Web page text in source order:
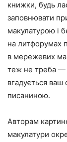
книжки, будь
заповнювати
макулатурою і
на литфорумах
в мережевих
теж не треба —
вгадується
писаниною.
Авторам
макулатури